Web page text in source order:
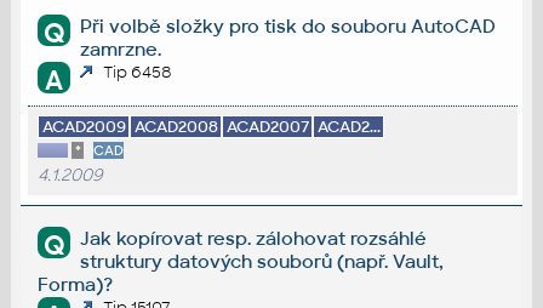
Q
Při volbě složky pro tisk do souboru AutoCAD
zamrzne.
A Tip 6458
ACAD2009 ACAD2008 ACAD2007 ACAD2...
* CAD
4.1.2009
Q
Jak kopírovat resp. zálohovat rozsáhlé
struktury datových souborů (např. Vault,
Forma)?